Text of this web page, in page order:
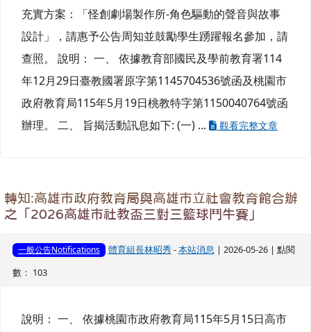
充實方案：「怪創劇場製作所-角色驅動的聲音與故事
設計」，請惠予公告周知並鼓勵學生踴躍報名參加，請
查照。 說明： 一、 依據教育部國民及學前教育署114
年12月29日臺教國署原字第1145704536號函及桃園市
政府教育局115年5月19日桃教特字第1150040764號函
辦理。 二、 旨揭活動訊息如下: (一) ...
觀看完整文章
轉知:高雄市政府教育局與高雄市立社會教育館合辦
之「2026高雄市社教盃三對三籃球鬥牛賽」
一般公告Notifications 體育組長林昭秀 -本站消息 | 2026-05-26 | 點閱
數： 103
說明： 一、 依據桃園市政府教育局115年5月15日高市